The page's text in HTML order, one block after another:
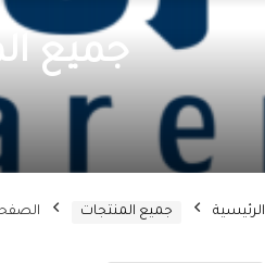
جميع
الرئيسية جميع المنتجات الصفحة